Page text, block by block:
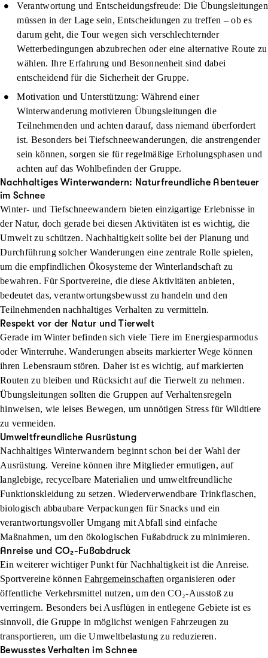
Verantwortung und Entscheidungsfreude: Die Übungsleitungen
müssen in der Lage sein, Entscheidungen zu treffen – ob es
darum geht, die Tour wegen sich verschlechternder
Wetterbedingungen abzubrechen oder eine alternative Route zu
wählen. Ihre Erfahrung und Besonnenheit sind dabei
entscheidend für die Sicherheit der Gruppe.
Motivation und Unterstützung: Während einer
Winterwanderung motivieren Übungsleitungen die
Teilnehmenden und achten darauf, dass niemand überfordert
ist. Besonders bei Tiefschneewanderungen, die anstrengender
sein können, sorgen sie für regelmäßige Erholungsphasen und
achten auf das Wohlbefinden der Gruppe.
Nachhaltiges Winterwandern: Naturfreundliche Abenteuer
im Schnee
Winter- und Tiefschneewandern bieten einzigartige Erlebnisse in
der Natur, doch gerade bei diesen Aktivitäten ist es wichtig, die
Umwelt zu schützen. Nachhaltigkeit sollte bei der Planung und
Durchführung solcher Wanderungen eine zentrale Rolle spielen,
um die empfindlichen Ökosysteme der Winterlandschaft zu
bewahren. Für Sportvereine, die diese Aktivitäten anbieten,
bedeutet das, verantwortungsbewusst zu handeln und den
Teilnehmenden nachhaltiges Verhalten zu vermitteln.
Respekt vor der Natur und Tierwelt
Gerade im Winter befinden sich viele Tiere im Energiesparmodus
oder Winterruhe. Wanderungen abseits markierter Wege können
ihren Lebensraum stören. Daher ist es wichtig, auf markierten
Routen zu bleiben und Rücksicht auf die Tierwelt zu nehmen.
Übungsleitungen sollten die Gruppen auf Verhaltensregeln
hinweisen, wie leises Bewegen, um unnötigen Stress für Wildtiere
zu vermeiden.
Umweltfreundliche Ausrüstung
Nachhaltiges Winterwandern beginnt schon bei der Wahl der
Ausrüstung. Vereine können ihre Mitglieder ermutigen, auf
langlebige, recycelbare Materialien und umweltfreundliche
Funktionskleidung zu setzen. Wiederverwendbare Trinkflaschen,
biologisch abbaubare Verpackungen für Snacks und ein
verantwortungsvoller Umgang mit Abfall sind einfache
Maßnahmen, um den ökologischen Fußabdruck zu minimieren.
Anreise und CO₂-Fußabdruck
Ein weiterer wichtiger Punkt für Nachhaltigkeit ist die Anreise.
Sportvereine könnenFahrgemeinschaften organisieren oder
öffentliche Verkehrsmittel nutzen, um den CO₂-Ausstoß zu
verringern. Besonders bei Ausflügen in entlegene Gebiete ist es
sinnvoll, die Gruppe in möglichst wenigen Fahrzeugen zu
transportieren, um die Umweltbelastung zu reduzieren.
Bewusstes Verhalten im Schnee